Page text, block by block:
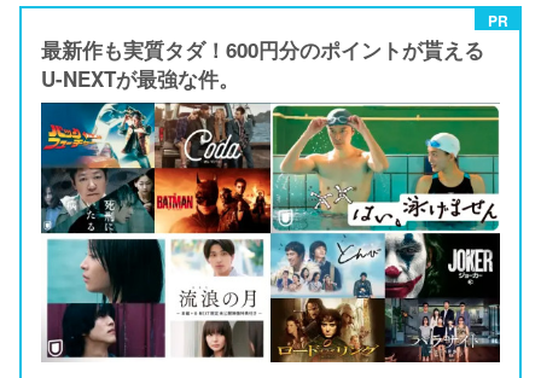
PR
最新作も実質タダ！600円分のポイントが貰える
U-NEXTが最強な件。